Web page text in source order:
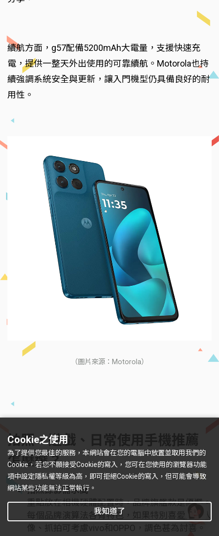
續航方面，g57配備5200mAh大電量，支援快速充
電，提供一整天外出使用的可靠續航。Motorola也持
續強調系統安全與更新，讓入門機型仍具備良好的耐
用性。
（圖片來源：Motorola）
拍照、遊戲、日常使用手機推薦
怎麼選？
拍照錄影需求高
重點放在相機硬體配置時，品牌旗艦款是優選。
每個品牌演算法各有特色，如果特別喜愛拍攝人
像、抓拍可考慮vivo和OPPO，調色甚為討喜。
Cookie之使用
為了提供您最佳的服務，本網站會在您的電腦中放置並取用我們的
Cookie，若您不願接受Cookie的寫入，您可在您使用的瀏覽器功能
項中設定隱私權等級為高，即可拒絕Cookie的寫入，但可能會導致
網站某些功能無法正常執行。
我知道了